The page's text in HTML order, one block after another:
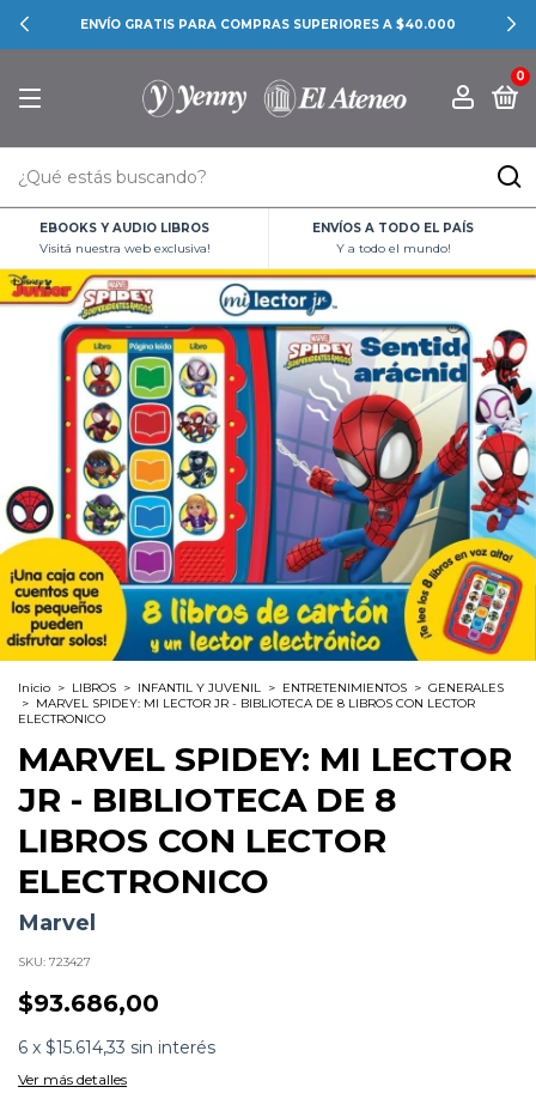
CONOCÉ LAS PROMOCIONES
0
EBOOKS Y AUDIO LIBROS
Visitá nuestra web exclusiva!
ENVÍOS A TODO EL PAÍS
Y a todo el mundo!
Inicio > LIBROS > INFANTIL Y JUVENIL > ENTRETENIMIENTOS > GENERALES
> MARVEL SPIDEY: MI LECTOR JR - BIBLIOTECA DE 8 LIBROS CON LECTOR
ELECTRONICO
MARVEL SPIDEY: MI LECTOR
JR - BIBLIOTECA DE 8
LIBROS CON LECTOR
ELECTRONICO
Marvel
SKU: 723427
$93.686,00
6 x $15.614,33 sin interés
Ver más detalles